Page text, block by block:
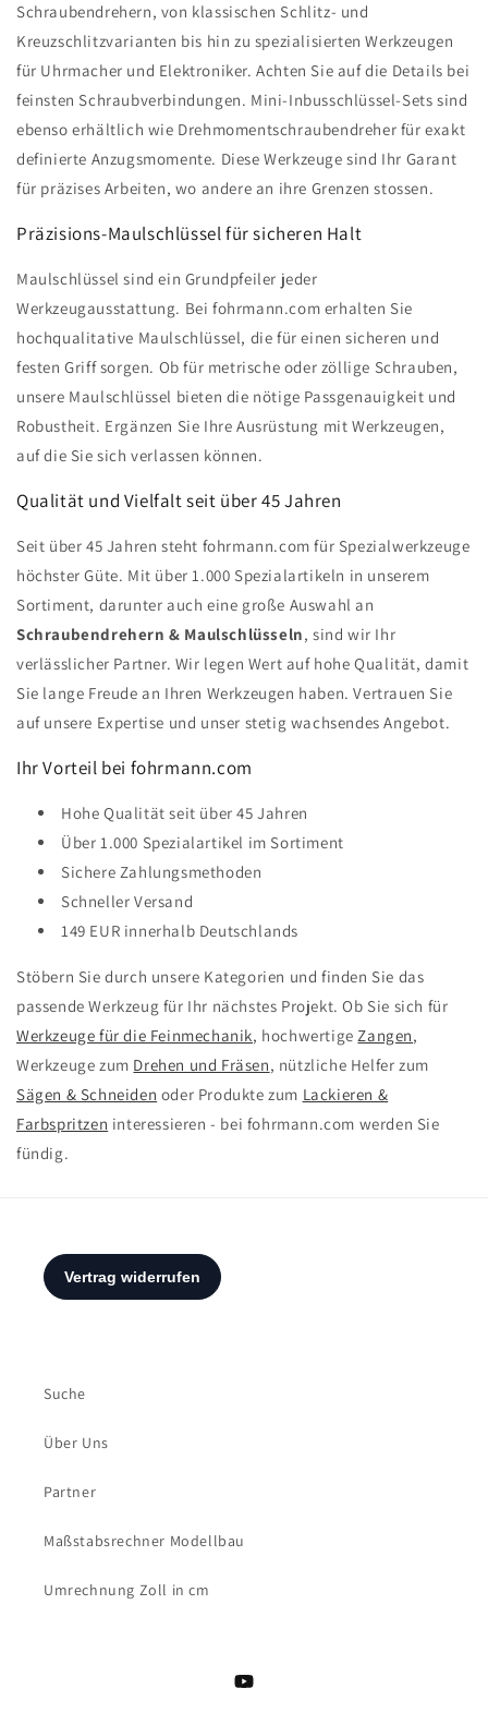
Schraubendrehern, von klassischen Schlitz- und
Kreuzschlitzvarianten bis hin zu spezialisierten Werkzeugen
für Uhrmacher und Elektroniker. Achten Sie auf die Details bei
feinsten Schraubverbindungen. Mini-Inbusschlüssel-Sets sind
ebenso erhältlich wie Drehmomentschraubendreher für exakt
definierte Anzugsmomente. Diese Werkzeuge sind Ihr Garant
für präzises Arbeiten, wo andere an ihre Grenzen stossen.
Präzisions-Maulschlüssel für sicheren Halt
Maulschlüssel sind ein Grundpfeiler jeder
Werkzeugausstattung. Bei fohrmann.com erhalten Sie
hochqualitative Maulschlüssel, die für einen sicheren und
festen Griff sorgen. Ob für metrische oder zöllige Schrauben,
unsere Maulschlüssel bieten die nötige Passgenauigkeit und
Robustheit. Ergänzen Sie Ihre Ausrüstung mit Werkzeugen,
auf die Sie sich verlassen können.
Qualität und Vielfalt seit über 45 Jahren
Seit über 45 Jahren steht fohrmann.com für Spezialwerkzeuge
höchster Güte. Mit über 1.000 Spezialartikeln in unserem
Sortiment, darunter auch eine große Auswahl an
Schraubendrehern & Maulschlüsseln, sind wir Ihr
verlässlicher Partner. Wir legen Wert auf hohe Qualität, damit
Sie lange Freude an Ihren Werkzeugen haben. Vertrauen Sie
auf unsere Expertise und unser stetig wachsendes Angebot.
Ihr Vorteil bei fohrmann.com
Hohe Qualität seit über 45 Jahren
Über 1.000 Spezialartikel im Sortiment
Sichere Zahlungsmethoden
Schneller Versand
149 EUR innerhalb Deutschlands
Stöbern Sie durch unsere Kategorien und finden Sie das
passende Werkzeug für Ihr nächstes Projekt. Ob Sie sich für
Werkzeuge für die Feinmechanik, hochwertigeZangen,
Werkzeuge zum Drehen und Fräsen, nützliche Helfer zum
Sägen & Schneiden oder Produkte zum Lackieren &
Farbspritzen interessieren - bei fohrmann.com werden Sie
fündig.
Suche
Über Uns
Partner
Maßstabsrechner Modellbau
Umrechnung Zoll in cm
YouTube